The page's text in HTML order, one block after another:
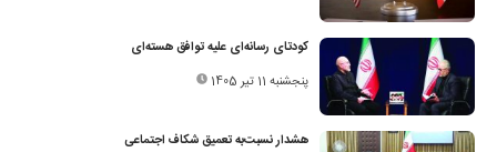
کودتای رسانه‌ای علیه توافق هسته‌ای
پنجشنبه 11 تیر 1405
هشدار نسبت‌به تعمیق شکاف اجتماعی